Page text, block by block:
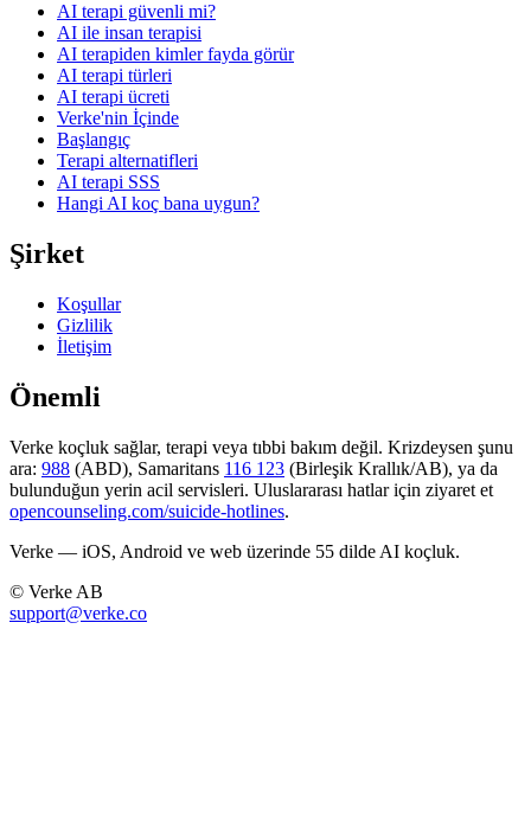
AI terapi güvenli mi?
AI ile insan terapisi
AI terapiden kimler fayda görür
AI terapi türleri
AI terapi ücreti
Verke'nin İçinde
Başlangıç
Terapi alternatifleri
AI terapi SSS
Hangi AI koç bana uygun?
Şirket
Koşullar
Gizlilik
İletişim
Önemli
Verke koçluk sağlar, terapi veya tıbbi bakım değil. Krizdeysen şunu
ara: 988 (ABD), Samaritans 116 123 (Birleşik Krallık/AB), ya da
bulunduğun yerin acil servisleri. Uluslararası hatlar için ziyaret et
opencounseling.com/suicide-hotlines.
Verke — iOS, Android ve web üzerinde 55 dilde AI koçluk.
© Verke AB
support@verke.co